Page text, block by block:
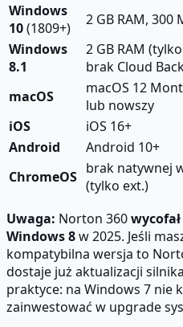
Windows
10(1809+) 2 GB RAM, 300
Windows
8.1
2 GB RAM (tylko
brak Cloud
macOS
macOS 12
lub nowszy
iOS
iOS 16+
Android
Android 10+
ChromeOS brak natywnej
(tylko ext.)
Uwaga: Norton 360
Windows 8w 2025. Jeśli
kompatybilna wersja to
dostaje już aktualizacji
praktyce: na Windows 7 nie
zainwestować w upgrade